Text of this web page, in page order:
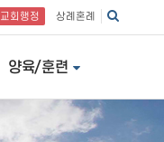
교회행정 상례혼례
양육/훈련